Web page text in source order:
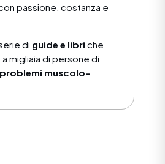
con passione, costanza e
di guide e libri che
migliaia di persone di
problemi muscolo-